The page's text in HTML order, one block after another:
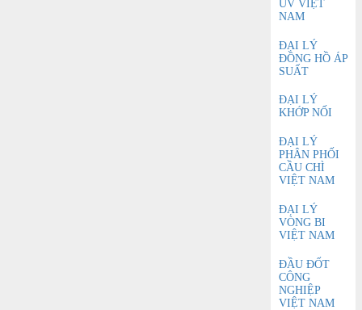
UV VIỆT
NAM
ĐẠI LÝ
ĐỒNG HỒ ÁP
SUẤT
ĐẠI LÝ
KHỚP NỐI
ĐẠI LÝ
PHÂN PHỐI
CẦU CHÌ
VIỆT NAM
ĐẠI LÝ
VÒNG BI
VIỆT NAM
ĐẦU ĐỐT
CÔNG
NGHIỆP
VIỆT NAM